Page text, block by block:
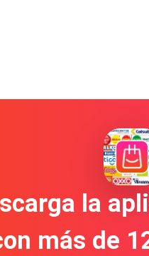
la
más de